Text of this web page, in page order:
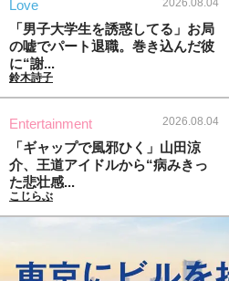
Love 2026.08.04
「男子大学生を誘惑してる」お局
の嘘でパート退職。巻き込んだ彼
に“謝...
鈴木詩子
Entertainment 2026.08.04
「ギャップで風邪ひく」山田涼
介、王道アイドルから“病みきっ
た悲壮感...
こじらぶ